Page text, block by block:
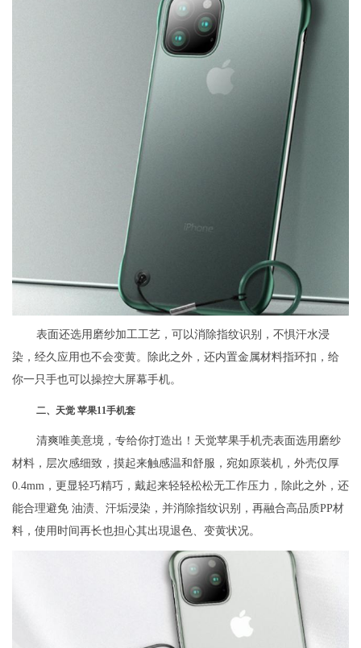
表面还选用磨纱加工工艺，可以消除指纹识别，不惧汗水浸
染，经久应用也不会变黄。除此之外，还内置金属材料指环扣，给
你一只手也可以操控大屏幕手机。
二、天觉 苹果11手机套
清爽唯美意境，专给你打造出！天觉苹果手机壳表面选用磨纱
材料，层次感细致，摸起来触感温和舒服，宛如原装机，外壳仅厚
0.4mm，更显轻巧精巧，戴起来轻轻松松无工作压力，除此之外，还
能合理避免 油渍、汗垢浸染，并消除指纹识别，再融合高品质PP材
料，使用时间再长也担心其出現退色、变黄状况。